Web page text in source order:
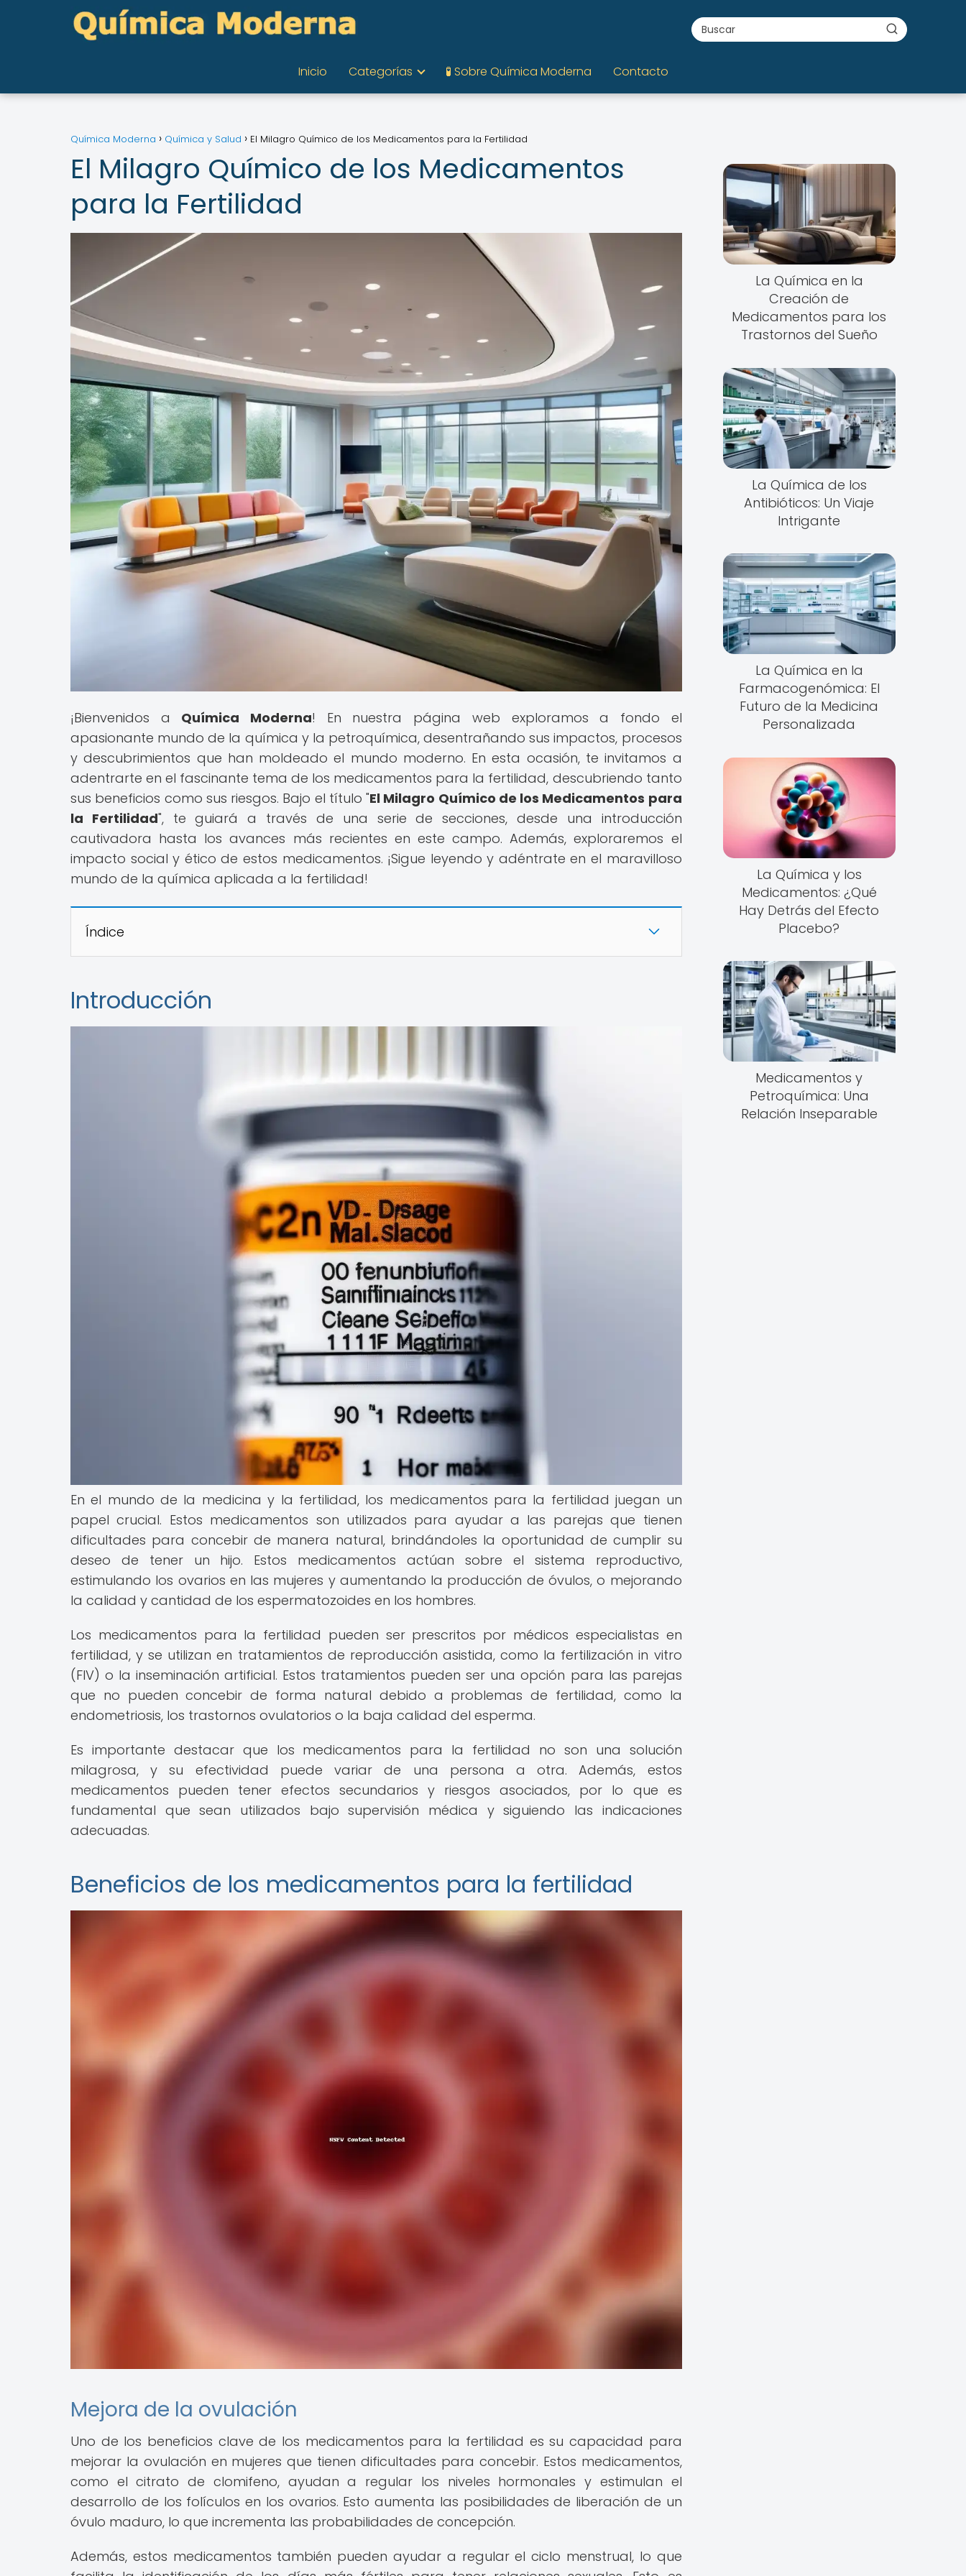
Inicio Categorías 🧪 Sobre Química Moderna Contacto
Química Moderna Química y Salud El Milagro Químico de los Medicamentos para la Fertilidad
El Milagro Químico de los Medicamentos
para la Fertilidad
¡Bienvenidos a Química Moderna! En nuestra página web exploramos a fondo el
apasionante mundo de la química y la petroquímica, desentrañando sus impactos, procesos
y descubrimientos que han moldeado el mundo moderno. En esta ocasión, te invitamos a
adentrarte en el fascinante tema de los medicamentos para la fertilidad, descubriendo tanto
sus beneficios como sus riesgos. Bajo el título "El Milagro Químico de los Medicamentos para
la Fertilidad", te guiará a través de una serie de secciones, desde una introducción
cautivadora hasta los avances más recientes en este campo. Además, exploraremos el
impacto social y ético de estos medicamentos. ¡Sigue leyendo y adéntrate en el maravilloso
mundo de la química aplicada a la fertilidad!
Índice
Introducción
En el mundo de la medicina y la fertilidad, los medicamentos para la fertilidad juegan un
papel crucial. Estos medicamentos son utilizados para ayudar a las parejas que tienen
dificultades para concebir de manera natural, brindándoles la oportunidad de cumplir su
deseo de tener un hijo. Estos medicamentos actúan sobre el sistema reproductivo,
estimulando los ovarios en las mujeres y aumentando la producción de óvulos, o mejorando
la calidad y cantidad de los espermatozoides en los hombres.
Los medicamentos para la fertilidad pueden ser prescritos por médicos especialistas en
fertilidad, y se utilizan en tratamientos de reproducción asistida, como la fertilización in vitro
(FIV) o la inseminación artificial. Estos tratamientos pueden ser una opción para las parejas
que no pueden concebir de forma natural debido a problemas de fertilidad, como la
endometriosis, los trastornos ovulatorios o la baja calidad del esperma.
Es importante destacar que los medicamentos para la fertilidad no son una solución
milagrosa, y su efectividad puede variar de una persona a otra. Además, estos
medicamentos pueden tener efectos secundarios y riesgos asociados, por lo que es
fundamental que sean utilizados bajo supervisión médica y siguiendo las indicaciones
adecuadas.
Beneficios de los medicamentos para la fertilidad
Mejora de la ovulación
Uno de los beneficios clave de los medicamentos para la fertilidad es su capacidad para
mejorar la ovulación en mujeres que tienen dificultades para concebir. Estos medicamentos,
como el citrato de clomifeno, ayudan a regular los niveles hormonales y estimulan el
desarrollo de los folículos en los ovarios. Esto aumenta las posibilidades de liberación de un
óvulo maduro, lo que incrementa las probabilidades de concepción.
Además, estos medicamentos también pueden ayudar a regular el ciclo menstrual, lo que
La Química en la
Creación de
Medicamentos para los
Trastornos del Sueño
La Química de los
Antibióticos: Un Viaje
Intrigante
La Química en la
Farmacogenómica: El
Futuro de la Medicina
Personalizada
La Química y los
Medicamentos: ¿Qué
Hay Detrás del Efecto
Placebo?
Medicamentos y
Petroquímica: Una
Relación Inseparable